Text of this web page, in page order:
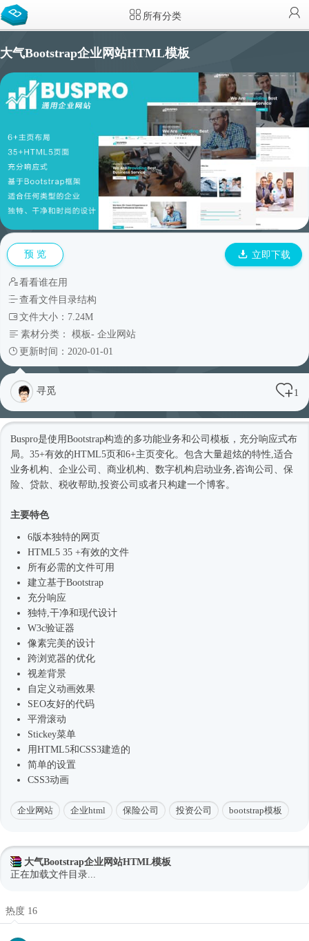
所有分类
大气Bootstrap企业网站HTML模板
预 览 立即下载
看看谁在用
查看文件目录结构
文件大小：7.24M
素材分类： 模板- 企业网站
更新时间：2020-01-01
寻觅 1
Buspro是使用Bootstrap构造的多功能业务和公司模板，充分响应式布
局。35+有效的HTML5页和6+主页变化。包含大量超炫的特性,适合
业务机构、企业公司、商业机构、数字机构启动业务,咨询公司、保
险、贷款、税收帮助,投资公司或者只构建一个博客。
主要特色
6版本独特的网页
HTML5 35 +有效的文件
所有必需的文件可用
建立基于Bootstrap
充分响应
独特,干净和现代设计
W3c验证器
像素完美的设计
跨浏览器的优化
视差背景
自定义动画效果
SEO友好的代码
平滑滚动
Stickey菜单
用HTML5和CSS3建造的
简单的设置
CSS3动画
企业网站 企业html 保险公司 投资公司 bootstrap模板
大气Bootstrap企业网站HTML模板
正在加载文件目录...
热度 16